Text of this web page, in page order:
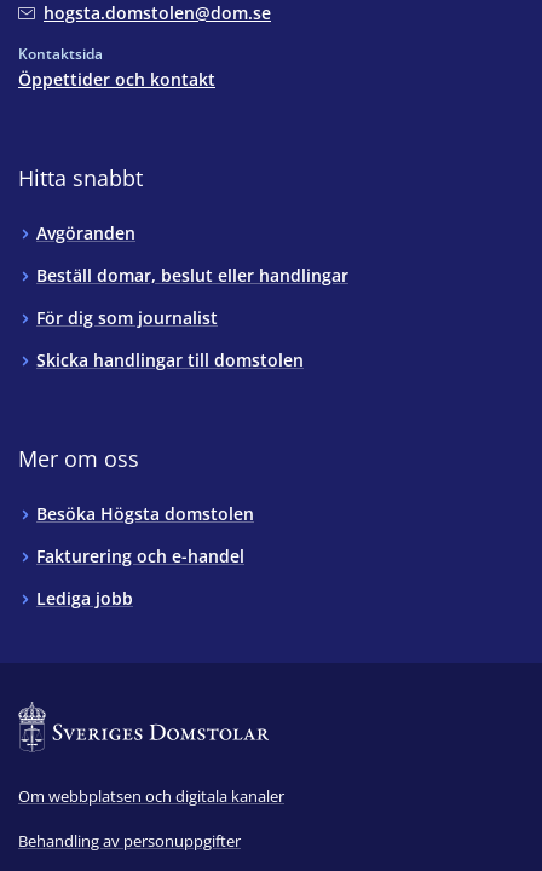
hogsta.domstolen@dom.se
Kontaktsida
Öppettider och kontakt
Hitta snabbt
Avgöranden
Beställ domar, beslut eller handlingar
För dig som journalist
Skicka handlingar till domstolen
Mer om oss
Besöka Högsta domstolen
Fakturering och e-handel
Lediga jobb
Om webbplatsen och digitala kanaler
Behandling av personuppgifter